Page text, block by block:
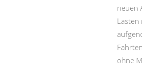
neuen
Lasten
ohne